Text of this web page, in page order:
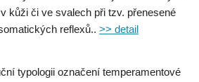
kůži či ve svalech při tzv. přenesené
reflexů.. >> detail
typologii označení temperamentové